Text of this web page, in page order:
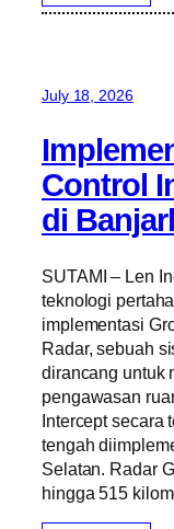
July 18, 2026
Control
di
SUTAMI – Len
teknologi
implementasi
Radar, sebuah
dirancang untuk
pengawasan
Intercept secara
tengah
Selatan. Radar
hingga 515